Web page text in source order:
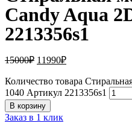
Candy Aqua
2213356s1
15000₽ 11990₽
Количество товара
1040 Артикул 2213356s1
В корзину
Заказ в 1 клик